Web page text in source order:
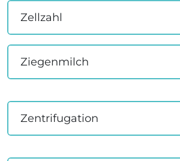
Zellzahl
Ziegenmilch
Zentrifugation